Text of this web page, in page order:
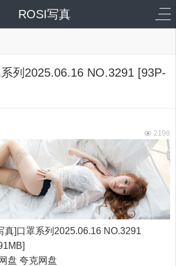
ROSI写真
列2025.06.16 NO.3291 [93P-
2198
真]口罩系列2025.06.16 NO.3291
盘 夸克网盘